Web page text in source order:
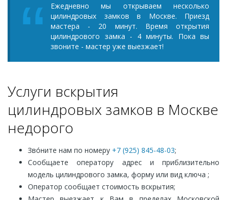
Ежедневно мы открываем несколько
цилиндровых замков в Москве. Приезд
мастера - 20 минут. Время открытия
цилиндрового замка - 4 минуты. Пока вы
звоните - мастер уже выезжает!
Услуги вскрытия
цилиндровых замков в Москве
недорого
Зво́ните нам по номеру +7 (925) 845-48-03;
Сообщаете оператору адрес и приблизительно
модель цилиндрового замка, форму или вид ключа ;
Оператор сообщает стоимость вскрытия;